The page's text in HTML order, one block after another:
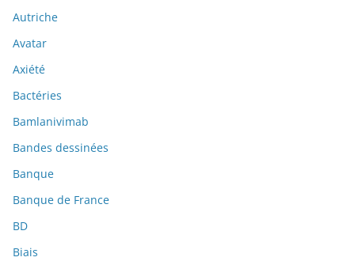
Autriche
Avatar
Axiété
Bactéries
Bamlanivimab
Bandes dessinées
Banque
Banque de France
BD
Biais